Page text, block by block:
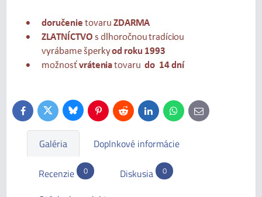
FacebookTwitterBlueskyPinterestReddit LinkedInWhatsApp
E-
mail
Galéria Doplnkové informácie
Recenzie 0 Diskusia 0